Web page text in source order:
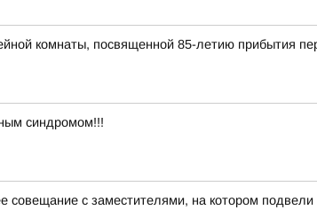
комнаты, посвященной 85-летию прибытия
синдромом!!!
совещание с заместителями, на котором